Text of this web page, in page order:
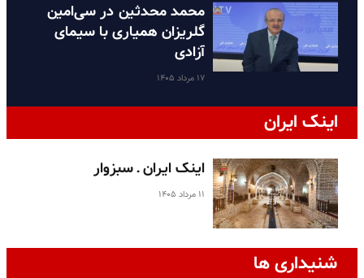
محمد محدثین در سی‌امین
گلریزان همیاری با سیمای
آزادی
۱۷ مرداد ۱۴۰۵
اینک ایران
اینک ایران ـ سبزوار
۱۱ مرداد ۱۴۰۵
شنیداری ها